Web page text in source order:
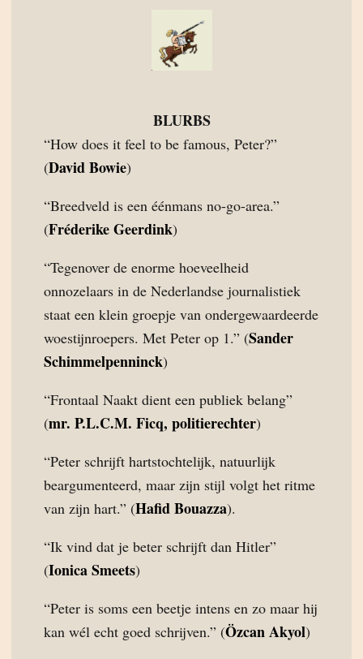
BLURBS
“How does it feel to be famous, Peter?”
(David Bowie)
“Breedveld is een éénmans no-go-area.”
(Fréderike Geerdink)
“Tegenover de enorme hoeveelheid
onnozelaars in de Nederlandse journalistiek
staat een klein groepje van ondergewaardeerde
woestijnroepers. Met Peter op 1.” (Sander
Schimmelpenninck)
“Frontaal Naakt dient een publiek belang”
(mr. P.L.C.M. Ficq, politierechter)
“Peter schrijft hartstochtelijk, natuurlijk
beargumenteerd, maar zijn stijl volgt het ritme
van zijn hart.” (Hafid Bouazza).
“Ik vind dat je beter schrijft dan Hitler”
(Ionica Smeets)
“Peter is soms een beetje intens en zo maar hij
kan wél echt goed schrijven.” (Özcan Akyol)